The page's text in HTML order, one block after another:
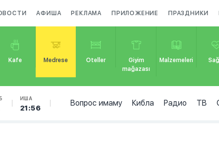
АФИША РЕКЛАМА ПРИЛОЖЕНИЕ ПРАЗДНИКИ
Kafe Medrese Oteller
Giyim
mağazası
Malzemeleri
ИША
21:56
Вопрос имаму Кибла Радио ТВ